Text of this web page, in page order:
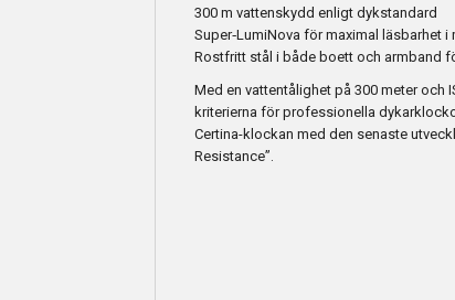
300 m vattenskydd enligt dykstandard
Super‑LumiNova för maximal läsbarhet i
Rostfritt stål i både boett och armband
Med en vattentålighet på 300 meter och
kriterierna för professionella
Certina-klockan med den senaste
Resistance”.